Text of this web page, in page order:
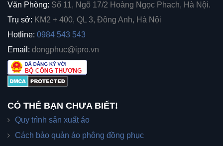
Văn Phòng: Số 11, Ngõ 17/2 Hoàng Ngọc Phach, Hà Nội.
Trụ sở: KM2 + 400, QL 3, Đông Anh, Hà Nội
Hotline: 0984 543 543
Email: dongphuc@ipro.vn
CÓ THỂ BẠN CHƯA BIẾT!
Quy trình sản xuất áo
Cách bảo quản áo phông đồng phục